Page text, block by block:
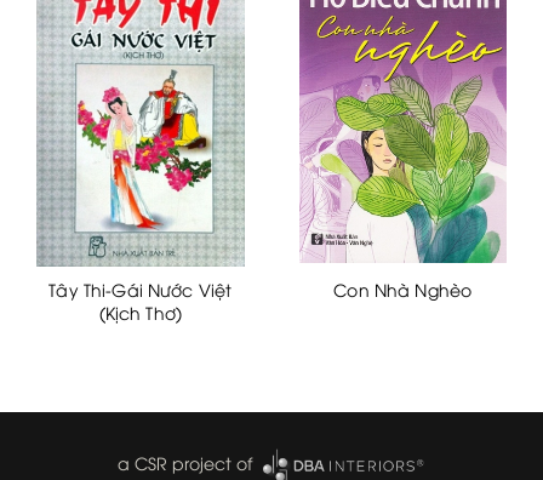
Tây Thi-Gái Nước Việt
(Kịch Thơ)
Con Nhà Nghèo
a CSR project of